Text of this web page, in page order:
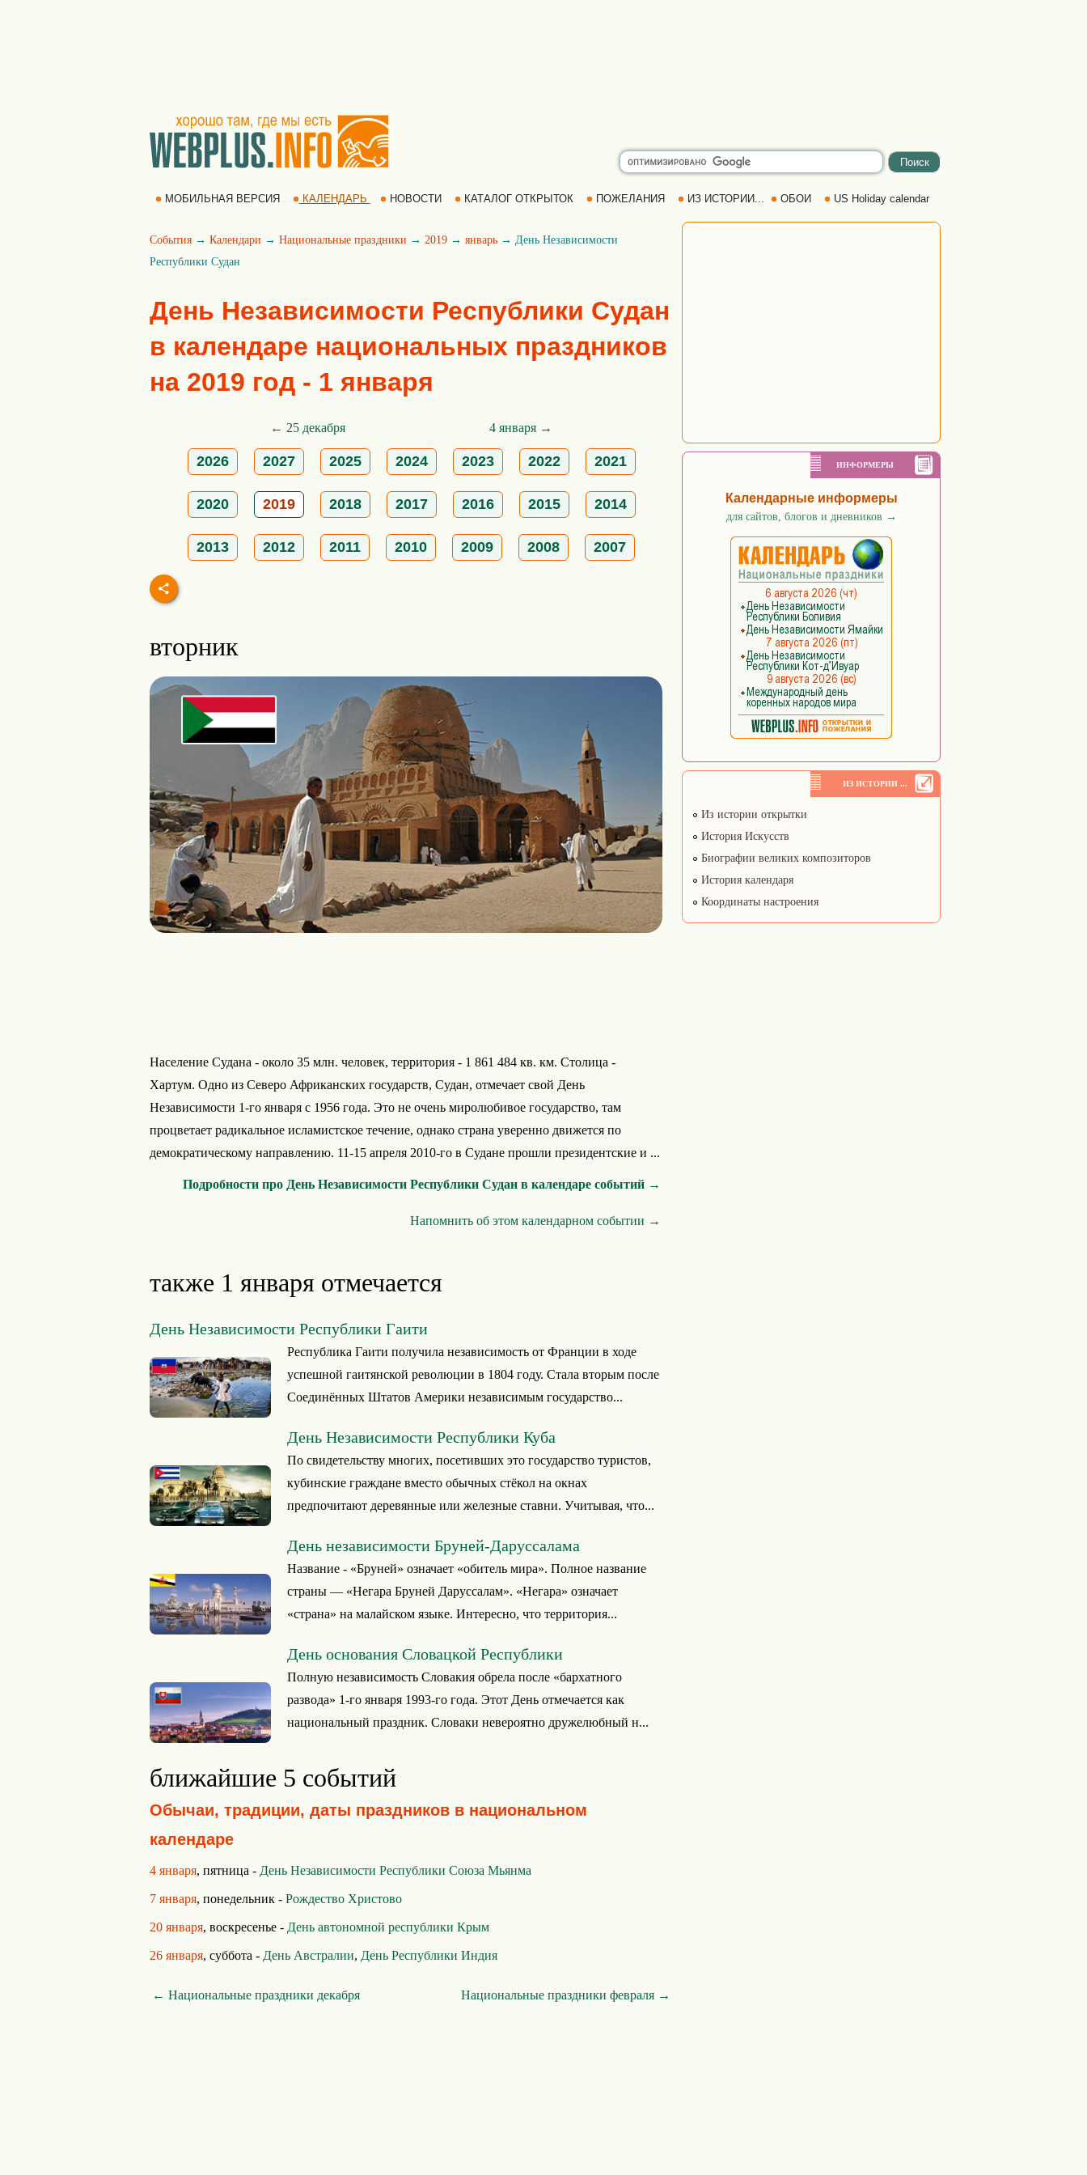
МОБИЛЬНАЯ ВЕРСИЯ КАЛЕНДАРЬ НОВОСТИ КАТАЛОГ ОТКРЫТОК ПОЖЕЛАНИЯ ИЗ ИСТОРИИ... ОБОИ US Holiday calendar
События → Календари → Национальные праздники → 2019 → январь → День Независимости
Республики Судан
День Независимости Республики Судан
в календаре национальных праздников
на 2019 год - 1 января
← 25 декабря 4 января →
2026 2027 2025 2024 2023 2022 2021
2020 2019 2018 2017 2016 2015 2014
2013 2012 2011 2010 2009 2008 2007
вторник
Население Судана - около 35 млн. человек, территория - 1 861 484 кв. км. Столица -
Хартум. Одно из Северо Африканских государств, Судан, отмечает свой День
Независимости 1-го января с 1956 года. Это не очень миролюбивое государство, там
процветает радикальное исламистское течение, однако страна уверенно движется по
демократическому направлению. 11-15 апреля 2010-го в Судане прошли президентские и ...
Подробности про День Независимости Республики Судан в календаре событий →
Напомнить об этом календарном событии →
также 1 января отмечается
День Независимости Республики Гаити
Республика Гаити получила независимость от Франции в ходе
успешной гаитянской революции в 1804 году. Стала вторым после
Соединённых Штатов Америки независимым государство...
День Независимости Республики Куба
По свидетельству многих, посетивших это государство туристов,
кубинские граждане вместо обычных стёкол на окнах
предпочитают деревянные или железные ставни. Учитывая, что...
День независимости Бруней-Даруссалама
Название - «Бруней» означает «обитель мира». Полное название
страны — «Негара Бруней Даруссалам». «Негара» означает
«страна» на малайском языке. Интересно, что территория...
День основания Словацкой Республики
Полную независимость Словакия обрела после «бархатного
развода» 1-го января 1993-го года. Этот День отмечается как
национальный праздник. Словаки невероятно дружелюбный н...
ближайшие 5 событий
Обычаи, традиции, даты праздников в национальном
календаре
4 января, пятница - День Независимости Республики Союза Мьянма
7 января, понедельник - Рождество Христово
20 января, воскресенье - День автономной республики Крым
26 января, суббота - День Австралии, День Республики Индия
← Национальные праздники декабря Национальные праздники февраля →
ИНФОРМЕРЫ
Календарные информеры
для сайтов, блогов и дневников →
ИЗ ИСТОРИИ ...
Из истории открытки
История Искусств
Биографии великих композиторов
История календаря
Координаты настроения